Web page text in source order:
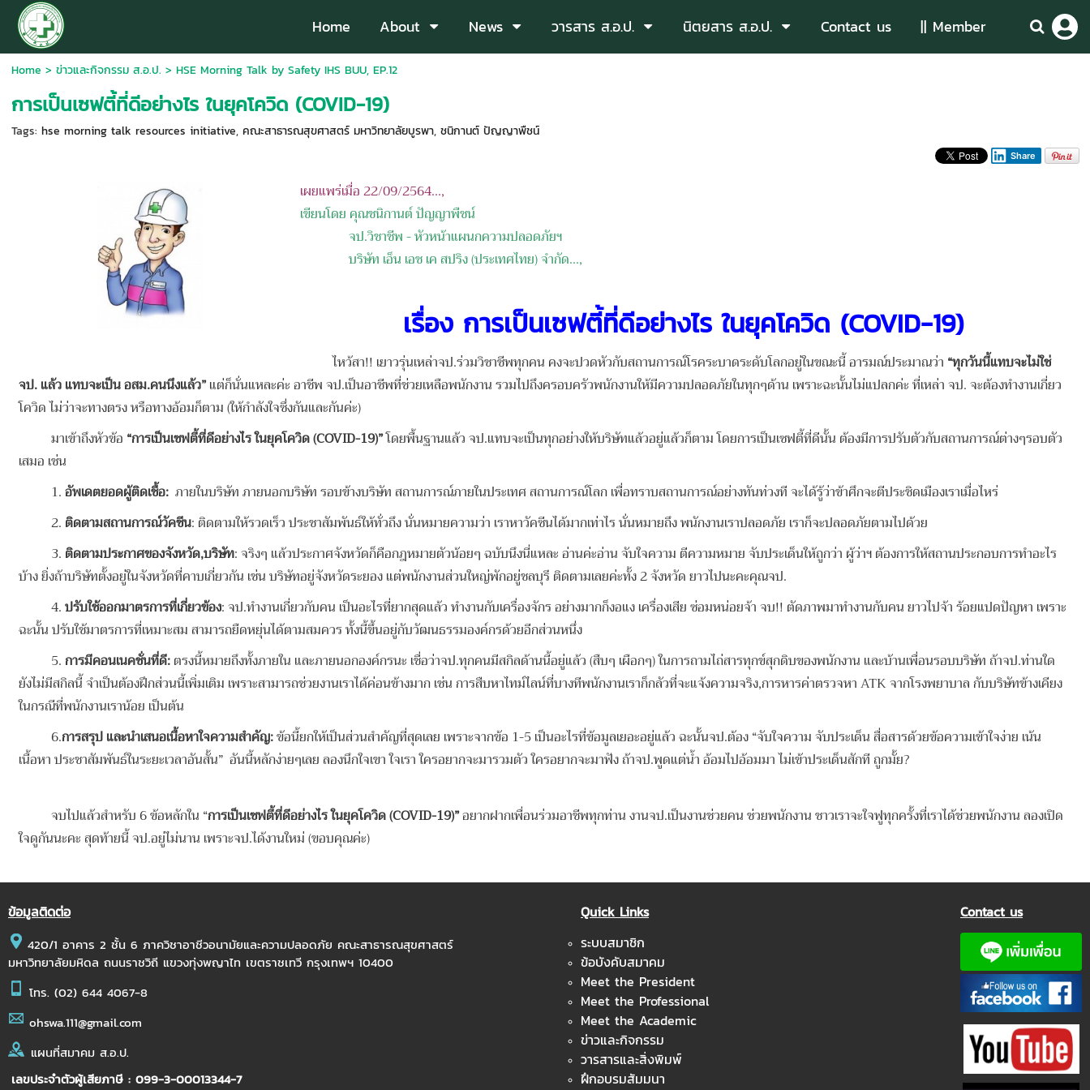
Home About News วารสาร ส.อ.ป. นิตยสาร ส.อ.ป. Contact us || Member
Home > ข่าวและกิจกรรม ส.อ.ป. > HSE Morning Talk by Safety IHS BUU, EP.12
การเป็นเซฟตี้ที่ดีอย่างไร ในยุคโควิด (COVID-19)
Tags: hse morning talk resources initiative, คณะสาธารณสุขศาสตร์ มหาวิทยาลัยบูรพา, ชนิกานต์ ปัญญาพืชน์
Share
เผยแพร่เมื่อ 22/09/2564...,
เขียนโดย คุณชนิกานต์ ปัญญาพืชน์
จป.วิชาชีพ - หัวหน้าแผนกความปลอดภัยฯ
บริษัท เอ็น เอช เค สปริง (ประเทศไทย) จำกัด...,
เรื่อง การเป็นเซฟตี้ที่ดีอย่างไร ในยุคโควิด (COVID-19)
ไหว้สา!! เยาวรุ่นเหล่าจป.ร่วมวิชาชีพทุกคน คงจะปวดหัวกับสถานการณ์โรคระบาดระดับโลกอยู่ในขณะนี้ อารมณ์ประมาณว่า “ทุกวันนี้แทบจะไม่ใช่
จป. แล้ว แทบจะเป็น อสม.คนนึงแล้ว”แต่ก็นั่นแหละค่ะ อาชีพ จป.เป็นอาชีพที่ช่วยเหลือพนักงาน รวมไปถึงครอบครัวพนักงานให้มีความปลอดภัยในทุกๆด้าน เพราะฉะนั้นไม่แปลกค่ะ ที่เหล่า จป. จะต้องทำงานเกี่ยว
โควิด ไม่ว่าจะทางตรง หรือทางอ้อมก็ตาม (ให้กำลังใจซึ่งกันและกันค่ะ)
มาเข้าถึงหัวข้อ “การเป็นเซฟตี้ที่ดีอย่างไร ในยุคโควิด(COVID-19)”โดยพื้นฐานแล้ว จป.แทบจะเป็นทุกอย่างให้บริษัทแล้วอยู่แล้วก็ตาม โดยการเป็นเซฟตี้ที่ดีนั้น ต้องมีการปรับตัวกับสถานการณ์ต่างๆรอบตัว
เสมอ เช่น
1.อัพเดตยอดผู้ติดเชื้อ: ภายในบริษัท ภายนอกบริษัท รอบข้างบริษัท สถานการณ์ภายในประเทศ สถานการณ์โลก เพื่อทราบสถานการณ์อย่างทันท่วงที จะได้รู้ว่าข้าศึกจะตีประชิดเมืองเราเมื่อไหร่
2. ติดตามสถานการณ์วัคซีน: ติดตามให้รวดเร็ว ประชาสัมพันธ์ให้ทั่วถึง นั่นหมายความว่า เราหาวัคซีนได้มากเท่าไร นั่นหมายถึง พนักงานเราปลอดภัย เราก็จะปลอดภัยตามไปด้วย
3. ติดตามประกาศของจังหวัด,บริษัท: จริงๆ แล้วประกาศจังหวัดก็คือกฎหมายตัวน้อยๆ ฉบับนึงนี่แหละ อ่านค่ะอ่าน จับใจความ ตีความหมาย จับประเด็นให้ถูกว่า ผู้ว่าฯ ต้องการให้สถานประกอบการทำอะไร
บ้าง ยิ่งถ้าบริษัทตั้งอยู่ในจังหวัดที่คาบเกี่ยวกัน เช่น บริษัทอยู่จังหวัดระยอง แต่พนักงานส่วนใหญ่พักอยู่ชลบุรี ติดตามเลยค่ะทั้ง 2 จังหวัด ยาวไปนะคะคุณจป.
4.ปรับใช้ออกมาตรการที่เกี่ยวข้อง: จป.ทำงานเกี่ยวกับคน เป็นอะไรที่ยากสุดแล้ว ทำงานกับเครื่องจักร อย่างมากก็งอแง เครื่องเสีย ซ่อมหน่อยจ้า จบ!! ตัดภาพมาทำงานกับคน ยาวไปจ้า ร้อยแปดปัญหา เพราะ
ฉะนั้น ปรับใช้มาตรการที่เหมาะสม สามารถยืดหยุ่นได้ตามสมควร ทั้งนี้ขึ้นอยู่กับวัฒนธรรมองค์กรด้วยอีกส่วนหนึ่ง
5.การมีคอนเนคชั่นที่ดี:ตรงนี้หมายถึงทั้งภายใน และภายนอกองค์กรนะ เชื่อว่าจป.ทุกคนมีสกิลด้านนี้อยู่แล้ว (สืบๆ เผือกๆ) ในการถามไถ่สารทุกข์สุกดิบของพนักงาน และบ้านเพื่อนรอบบริษัท ถ้าจป.ท่านใด
ยังไม่มีสกิลนี้ จำเป็นต้องฝึกส่วนนี้เพิ่มเติม เพราะสามารถช่วยงานเราได้ค่อนข้างมาก เช่น การสืบหาไทม์ไลน์ที่บางทีพนักงานเราก็กลัวที่จะแจ้งความจริง,การหารค่าตรวจหา ATK จากโรงพยาบาล กับบริษัทข้างเคียง
ในกรณีที่พนักงานเราน้อย เป็นต้น
6.การสรุป และนำเสนอเนื้อหาใจความสำคัญ:ข้อนี้ยกให้เป็นส่วนสำคัญที่สุดเลย เพราะจากข้อ 1-5 เป็นอะไรที่ข้อมูลเยอะอยู่แล้ว ฉะนั้นจป.ต้อง “จับใจความ จับประเด็น สื่อสารด้วยข้อความเข้าใจง่าย เน้น
เนื้อหา ประชาสัมพันธ์ในระยะเวลาอันสั้น” อันนี้หลักง่ายๆเลย ลองนึกใจเขา ใจเรา ใครอยากจะมารวมตัว ใครอยากจะมาฟัง ถ้าจป.พูดแต่น้ำ อ้อมไปอ้อมมา ไม่เข้าประเด็นสักที ถูกมั้ย?
จบไปแล้วสำหรับ 6 ข้อหลักใน “การเป็นเซฟตี้ที่ดีอย่างไร ในยุคโควิด(COVID-19)”อยากฝากเพื่อนร่วมอาชีพทุกท่าน งานจป.เป็นงานช่วยคน ช่วยพนักงาน ชาวเราจะใจฟูทุกครั้งที่เราได้ช่วยพนักงาน ลองเปิด
ใจดูกันนะคะ สุดท้ายนี้ จป.อยู่ไม่นาน เพราะจป.ได้งานใหม่ (ขอบคุณค่ะ)
ข้อมูลติดต่อ
420/1 อาคาร 2 ชั้น 6 ภาควิชาอาชีวอนามัยและความปลอดภัย คณะสาธารณสุขศาสตร์
มหาวิทยาลัยมหิดล ถนนราชวิถี แขวงทุ่งพญาไท เขตราชเทวี กรุงเทพฯ 10400
โทร. (02) 644 4067-8
ohswa.111@gmail.com
แผนที่สมาคม ส.อ.ป.
เลขประจำตัวผู้เสียภาษี : 099-3-00013344-7
Quick Links
ระบบสมาชิก
ข้อบังคับสมาคม
Meet the President
Meet the Professional
Meet the Academic
ข่าวและกิจกรรม
วารสารและสิ่งพิมพ์
ฝึกอบรมสัมมนา
Contact us